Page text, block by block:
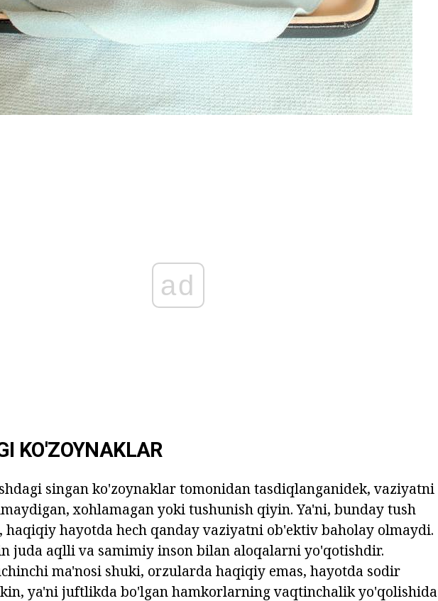
ad
KO'ZOYNAKLAR
singan ko'zoynaklar tomonidan tasdiqlanganidek, vaziyatni
xohlamagan yoki tushunish qiyin. Ya'ni, bunday tush
haqiqiy hayotda hech qanday vaziyatni ob'ektiv baholay olmaydi.
juda aqlli va samimiy inson bilan aloqalarni yo'qotishdir.
ma'nosi shuki, orzularda haqiqiy emas, hayotda sodir
ya'ni juftlikda bo'lgan hamkorlarning vaqtinchalik yo'qolishida